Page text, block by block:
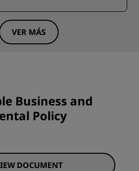
VER MÁS
Business and
Policy
DOCUMENT